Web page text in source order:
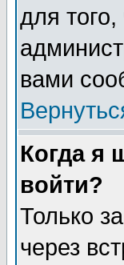
для
вами
Когда я
войти?
Только
через